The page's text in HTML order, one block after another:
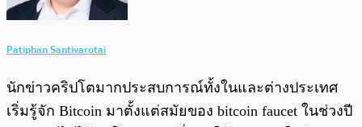
Patiphan Santivarotai
นักข่าวคริปโตมากประสบการณ์ทั้งในและต่างประเทศ
เริ่มรู้จัก Bitcoin มาตั้งแต่สมัยของ bitcoin faucet ในช่วงปี